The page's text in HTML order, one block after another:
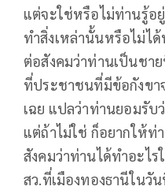
แต่จะใช่หรือไม่ท่านรู้อ
ทำสิ่งเหล่านั้นหรือไม่ไ
ต่อสังคมว่าท่านเป็นชา
ที่ประชาชนที่มีข้อกังขา
เฉย แปลว่าท่านยอมรับ
แต่ถ้าไม่ใช่ ก็อยากให้ท่
สังคมว่าท่านได้ทำอะไร
สว.ที่เมืองทองธานีในวั